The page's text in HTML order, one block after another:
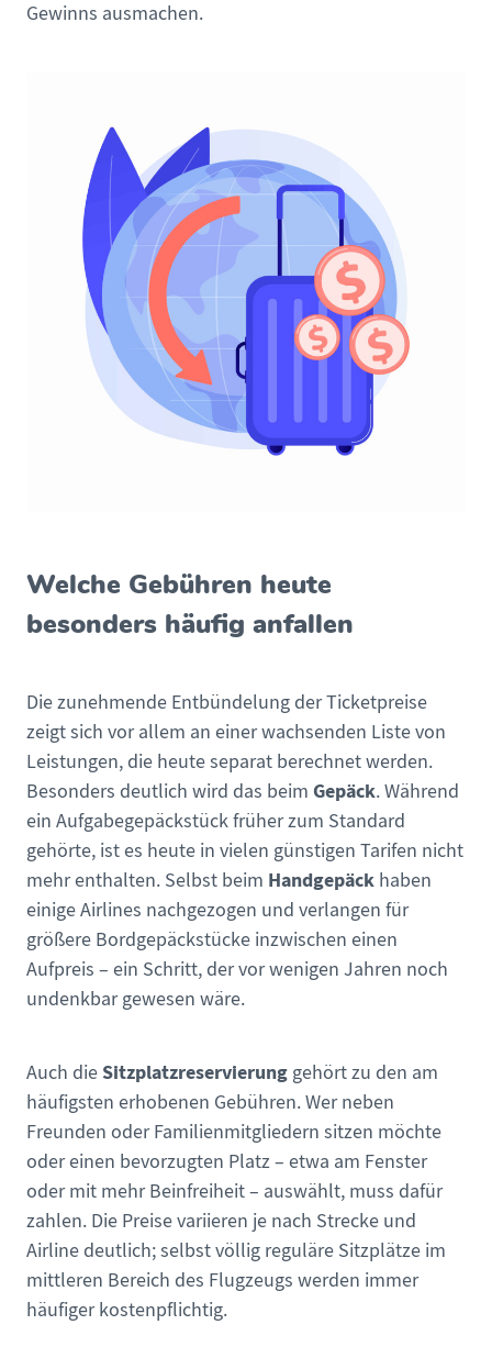
Gewinns ausmachen.
Welche Gebühren heute
besonders häufig anfallen
Die zunehmende Entbündelung der Ticketpreise
zeigt sich vor allem an einer wachsenden Liste von
Leistungen, die heute separat berechnet werden.
Besonders deutlich wird das beim Gepäck. Während
ein Aufgabegepäckstück früher zum Standard
gehörte, ist es heute in vielen günstigen Tarifen nicht
mehr enthalten. Selbst beim Handgepäck haben
einige Airlines nachgezogen und verlangen für
größere Bordgepäckstücke inzwischen einen
Aufpreis – ein Schritt, der vor wenigen Jahren noch
undenkbar gewesen wäre.
Auch die Sitzplatzreservierung gehört zu den am
häufigsten erhobenen Gebühren. Wer neben
Freunden oder Familienmitgliedern sitzen möchte
oder einen bevorzugten Platz – etwa am Fenster
oder mit mehr Beinfreiheit – auswählt, muss dafür
zahlen. Die Preise variieren je nach Strecke und
Airline deutlich; selbst völlig reguläre Sitzplätze im
mittleren Bereich des Flugzeugs werden immer
häufiger kostenpflichtig.